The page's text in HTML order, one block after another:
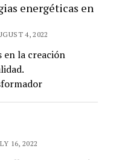
energéticas en
4, 2022
en la creación
16, 2022